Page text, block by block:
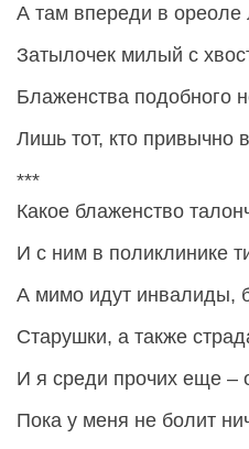
А там впереди в ореоле
Затылочек милый с
Блаженства подобного
Лишь тот, кто привычно
***
Какое блаженство
И с ним в поликлинике
А мимо идут инвалиды,
Старушки, а также
И я среди прочих еще –
Пока у меня не болит